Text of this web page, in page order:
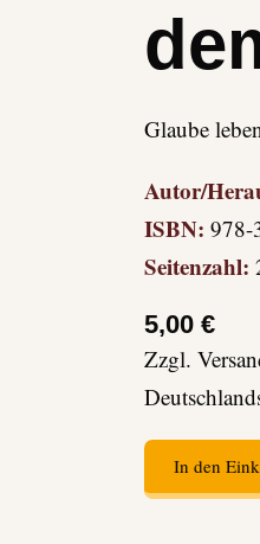
Glaube
Autor/
ISBN: 978-
Seitenzahl:
5,00 €
Zzgl.
In den